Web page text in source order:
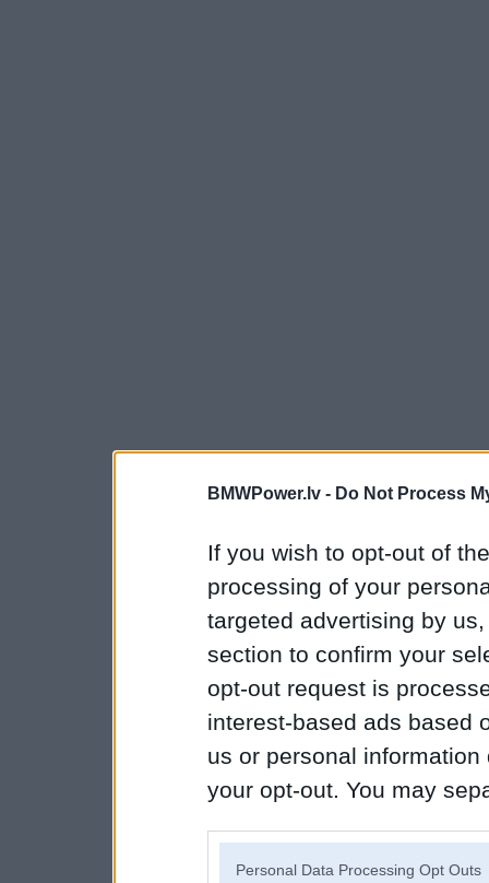
BMWPower.lv - Do Not Process
If you wish to opt-out of
processing of your
targeted advertising by
section to confirm your
opt-out request is
interest-based ads based
us or personal
your opt-out. You may
Personal Data Processing Opt Outs